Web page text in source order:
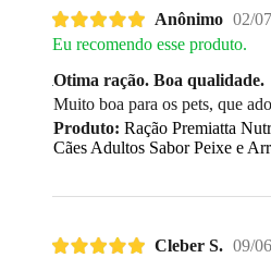
Anônimo 02/
Eu recomendo esse produto.
Otima ração. Boa qualidade.
Muito boa para os pets, que
Produto: Ração Premiatta
Cães Adultos Sabor Peixe e
Cleber S. 09/